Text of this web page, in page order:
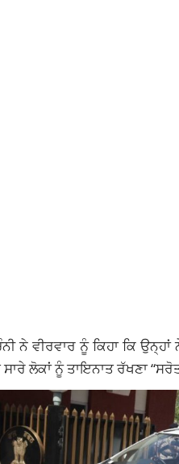
ਨੇ ਵੀਰਵਾਰ ਨੂੰ ਕਿਹਾ ਕਿ
ਲੋਕਾਂ ਨੂੰ ਤਾਇਨਾਤ ਰੱਖਣਾ